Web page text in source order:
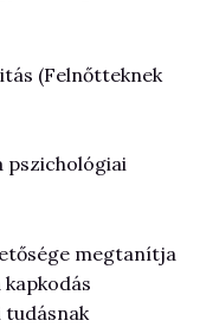
(Felnőtteknek
pszichológiai
megtanítja